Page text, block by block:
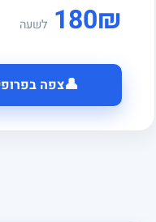
₪
180 לשעה
👤צפה